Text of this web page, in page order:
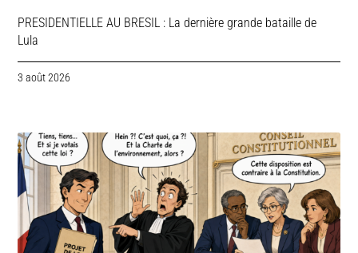
PRESIDENTIELLE AU BRESIL : La dernière grande bataille de
Lula
3 août 2026